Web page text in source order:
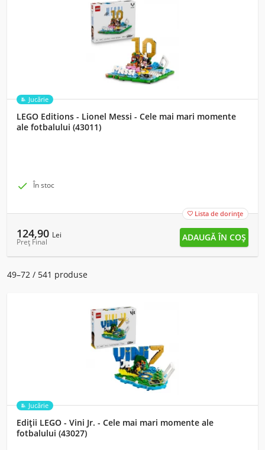
Jucărie
LEGO Editions - Lionel Messi - Cele mai mari momente
ale fotbalului (43011)
 În stoc
 Lista de dorințe
124,90 Lei
Preț Final
49–72 / 541 produse
Jucărie
Ediții LEGO - Vini Jr. - Cele mai mari momente ale
fotbalului (43027)